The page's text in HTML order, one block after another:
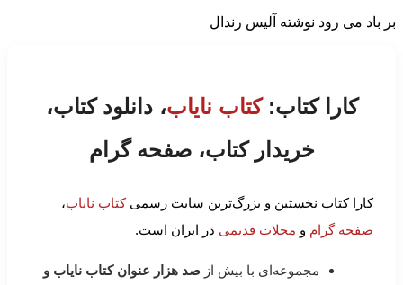
بر باد می رود نوشته آلیس رندال
کارا کتاب:کتاب نایاب، دانلود کتاب،
خریدار کتاب، صفحه گرام
کارا کتاب نخستین و بزرگ‌ترین سایت رسمیکتاب نایاب،
صفحه گرام و مجلات قدیمی در ایران است.
مجموعه‌ای با بیش از صد هزار عنوان کتاب نایاب و